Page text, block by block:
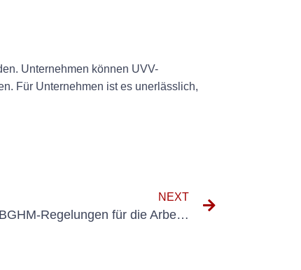
Unternehmen können UVV-
Für Unternehmen ist es unerlässlich,
NEXT
Die Bedeutung der DGUV V3 BGHM-Regelungen für die Arbeitssicherheit verstehen